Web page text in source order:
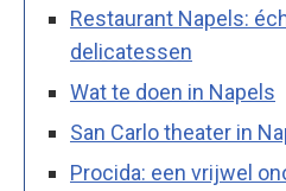
Restaurant Napels:
delicatessen
Wat te doen in Napels
San Carlo theater in
Procida: een vrijwel